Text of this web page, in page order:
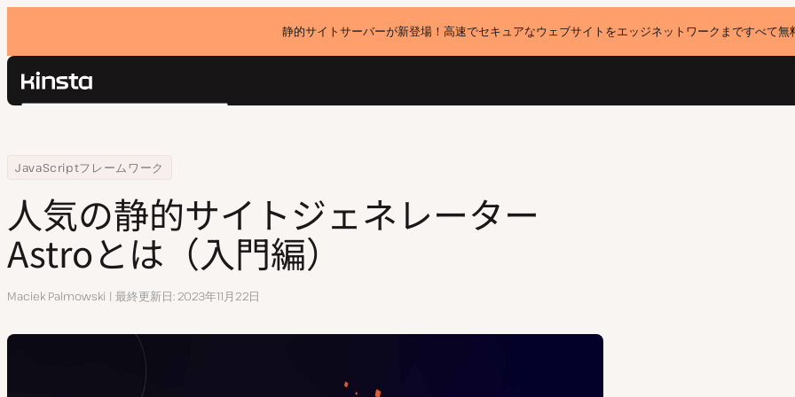
静的サイトサーバーが新登場！高速でセキュアなウェブサイトをエッジネットワークまですべて無
Kinsta®
価格設定
お問い合わせ
検
Home
リソースセンター
JavaScriptフレームワーク
人気の静的サイトジェネレーターAstroとは（入門編）
人気の静的サイトジェネレーター
Astroとは（入門編）
執
Maciek Palmowski 最終更新日 2023年11月22日